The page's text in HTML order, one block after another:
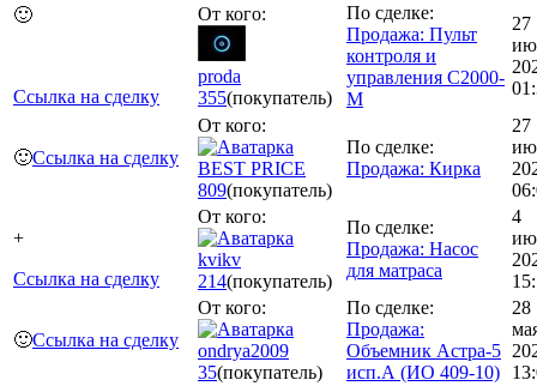
🙂
Ссылка на сделку
От кого:
proda
355(покупатель)
По сделке:
Продажа: Пульт
контроля и
управления С2000-
М
27
🙂Ссылка на сделку
От кого:
BEST PRICE
809(покупатель)
По сделке:
Продажа: Кирка
27
+
Ссылка на сделку
От кого:
kvikv
214(покупатель)
По сделке:
Продажа: Насос
для матраса
4
🙂Ссылка на сделку
От кого:
ondrya2009
35(покупатель)
По сделке:
Продажа:
Объемник Астра-5
исп.А (ИО 409-10)
28